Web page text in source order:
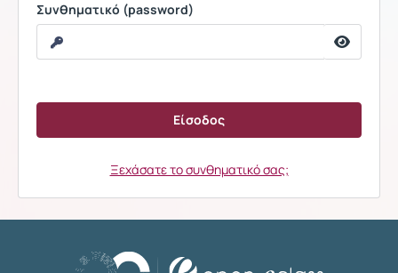
Συνθηματικό (password)
Ξεχάσατε το συνθηματικό σας;